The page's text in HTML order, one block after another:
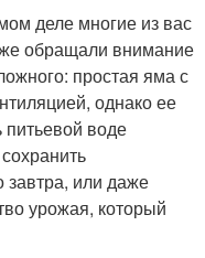
деле многие из вас
обращали внимание
простая яма с
однако ее
питьевой воде
завтра, или даже
урожая, который